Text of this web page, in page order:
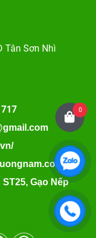
Tân Sơn Nhì
ST25, Gạo Nếp
0